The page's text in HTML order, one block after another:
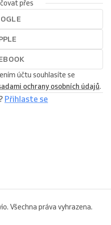
přes
účtu souhlasíte se
ochrany osobních údajů.
Přihlaste se
Všechna práva vyhrazena.